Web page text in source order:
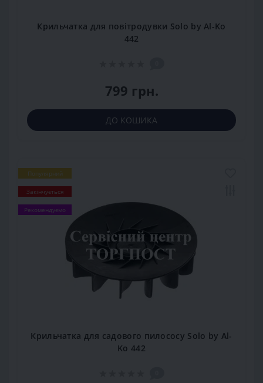
Крильчатка для повітродувки Solo by Al-Ko
442
799 грн.
ДО КОШИКА
Популярний
Закінчується
Рекомендуємо
Крильчатка для садового пилососу Solo by Al-
Ko 442